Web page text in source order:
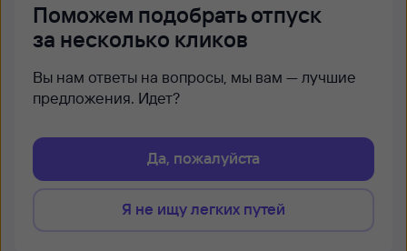
Поможем подобрать отпуск
за несколько кликов
Вы нам ответы на вопросы, мы вам — лучшие
предложения. Идет?
Да, пожалуйста
Я не ищу легких путей